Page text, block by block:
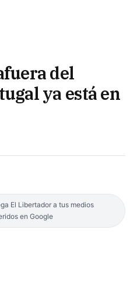
del
ya está en
El Libertador a tus medios
en Google